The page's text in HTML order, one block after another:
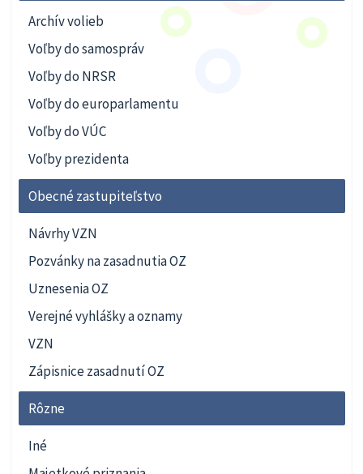
Archív volieb
Voľby do samospráv
Voľby do NRSR
Voľby do europarlamentu
Voľby do VÚC
Voľby prezidenta
Obecné zastupiteľstvo
Návrhy VZN
Pozvánky na zasadnutia OZ
Uznesenia OZ
Verejné vyhlášky a oznamy
VZN
Zápisnice zasadnutí OZ
Rôzne
Iné